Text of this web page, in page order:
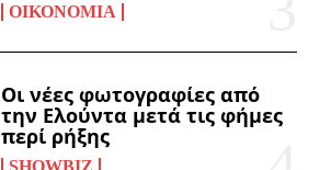
ΟΙΚΟΝΟΜΊΑ
Οι νέες φωτογραφίες από
την Ελούντα μετά τις φήμες
περί ρήξης
SHOWBIZ